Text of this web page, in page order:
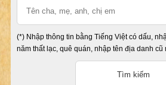
(*) Nhập thông tin bằng Tiếng Việt có dấu,
năm thất lạc, quê quán, nhập tên địa danh cũ